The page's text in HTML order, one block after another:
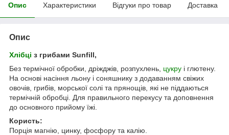
Опис Характеристики Відгуки про товар Доставка
Опис
Хлібці з грибами Sunfill,
Без термічної обробки, дріжджів, розпухлень, цукру і глютену.
На основі насіння льону і соняшнику з додаванням свіжих
овочів, грибів, морської солі та прянощів, які не піддаються
термічній обробці. Для правильного перекусу та доповнення
до основного прийому їжі.
Користь:
Порція магнію, цинку, фосфору та калію.